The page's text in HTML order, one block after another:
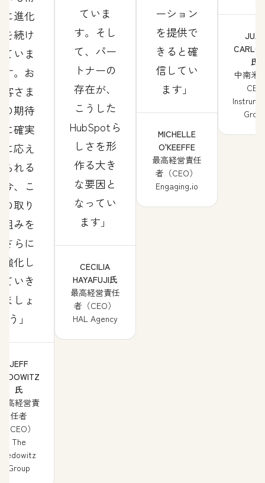
に進化
を続け
ていま
す。お
客さま
の期待
に確実
に応え
られる
今、こ
の取り
組みを
さらに
強化し
ていき
ましょ
う
JEFF
氏
高経営責
任者
（CEO）
The
Pedowitz
Group
ていま
す。そし
て、パー
トナーの
存在が、
こうした
HubSpotら
しさを形
作る大き
な要因と
なってい
ます
CECILIA
HAYAFUJI氏
最高経営責任
者（CEO）
HAL Agency
ーション
を提供で
きると確
信してい
ます
MICHELLE
O'KEEFFE
最高経営責任
者（CEO）
Engaging.io
JUAN
氏
中南米
CEO